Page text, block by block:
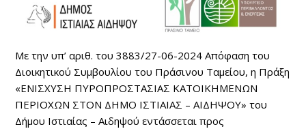
Με την υπ’ αριθ. του 3883/27-06-2024 Απόφαση του
Διοικητικού Συμβουλίου του Πράσινου Ταμείου, η Πράξη
«ΕΝΙΣΧΥΣΗ ΠΥΡΟΠΡΟΣΤΑΣΙΑΣ ΚΑΤΟΙΚΗΜΕΝΩΝ
ΠΕΡΙΟΧΩΝ ΣΤΟΝ ΔΗΜΟ ΙΣΤΙΑΙΑΣ – ΑΙΔΗΨΟΥ» του
Δήμου Ιστιαίας – Αιδηψού εντάσσεται προς